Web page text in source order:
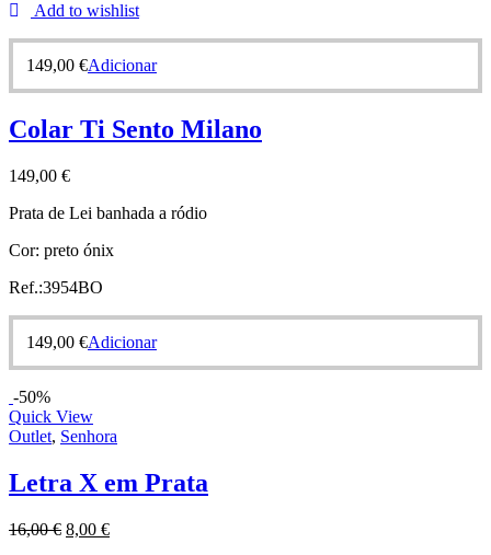
Add to wishlist
149,00 €Adicionar
Colar Ti Sento Milano
149,00 €
Prata de Lei banhada a ródio
Cor: preto ónix
Ref.:3954BO
149,00 €Adicionar
-50%
Quick View
Outlet, Senhora
Letra X em Prata
16,00€ 8,00 €